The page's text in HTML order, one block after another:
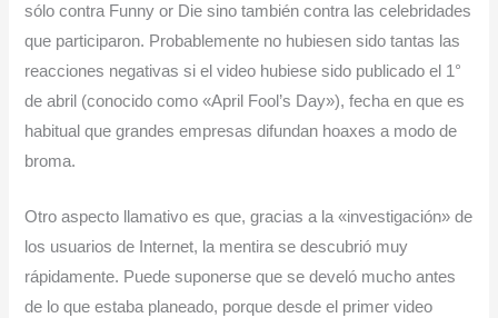
sólo contra Funny or Die sino también contra las celebridades
que participaron. Probablemente no hubiesen sido tantas las
reacciones negativas si el video hubiese sido publicado el 1°
de abril (conocido como «April Fool’s Day»), fecha en que es
habitual que grandes empresas difundan hoaxes a modo de
broma.
Otro aspecto llamativo es que, gracias a la «investigación» de
los usuarios de Internet, la mentira se descubrió muy
rápidamente. Puede suponerse que se develó mucho antes
de lo que estaba planeado, porque desde el primer video